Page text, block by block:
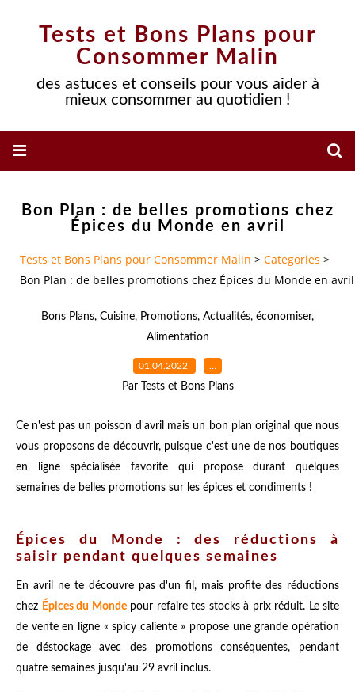
Tests et Bons Plans pour
Consommer Malin
des astuces et conseils pour vous aider à
mieux consommer au quotidien !
Bon Plan : de belles promotions chez
Épices du Monde en avril
Tests et Bons Plans pour Consommer Malin > Categories >
Bon Plan : de belles promotions chez Épices du Monde en avril
Bons Plans, Cuisine, Promotions, Actualités, économiser,
Alimentation
01.04.2022 …
Par Tests et Bons Plans
Ce n'est pas un poisson d'avril mais un bon plan original que nous
vous proposons de découvrir, puisque c'est une de nos boutiques
en ligne spécialisée favorite qui propose durant quelques
semaines de belles promotions sur les épices et condiments !
Épices du Monde : des réductions à
saisir pendant quelques semaines
En avril ne te découvre pas d'un fil, mais profite des réductions
chez Épices du Mondepour refaire tes stocks à prix réduit. Le site
de vente en ligne « spicy caliente » propose une grande opération
de déstockage avec des promotions conséquentes, pendant
quatre semaines jusqu'au 29 avril inclus.